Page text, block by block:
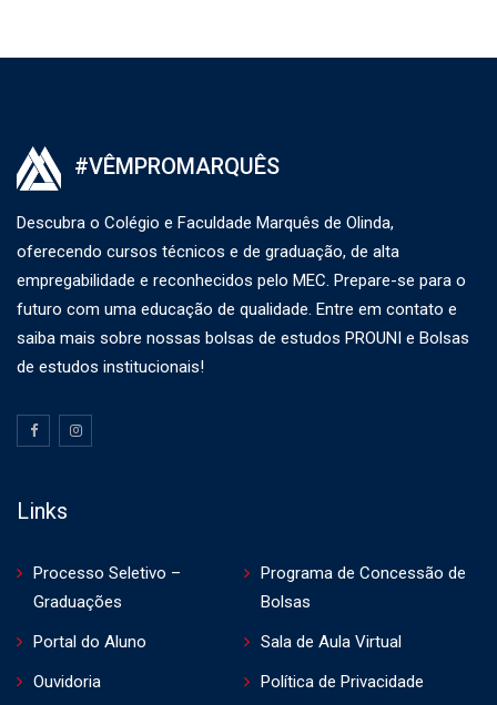
#VÊMPROMARQUÊS
Descubra o Colégio e Faculdade Marquês de Olinda,
oferecendo cursos técnicos e de graduação, de alta
empregabilidade e reconhecidos pelo MEC. Prepare-se para o
futuro com uma educação de qualidade. Entre em contato e
saiba mais sobre nossas bolsas de estudos PROUNI e Bolsas
de estudos institucionais!
Links
Processo Seletivo –
Graduações
Programa de Concessão de
Bolsas
Portal do Aluno
Sala de Aula Virtual
Ouvidoria
Política de Privacidade